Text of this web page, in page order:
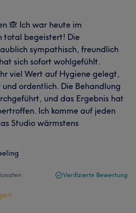
🙈 Ich war heute im
total begeistert! Die
sympathisch, freundlich
sich sofort wohlgefühlt.
viel Wert auf Hygiene gelegt,
ordentlich. Die Behandlung
und das Ergebnis hat
Ich komme auf jeden
Studio wärmstens
Verifizierte Bewertung